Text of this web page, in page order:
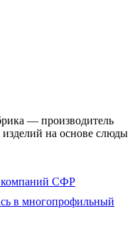
— производитель
на основе слюды
компаний СФР
в многопрофильный